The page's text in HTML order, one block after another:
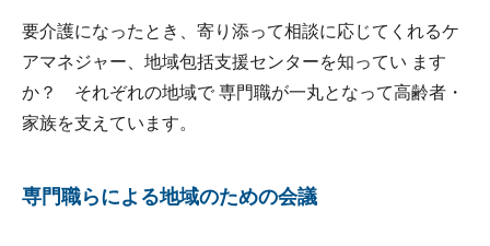
要介護になったとき、寄り添って相談に応じてくれるケ
アマネジャー、地域包括支援センターを知ってい ます
か？ それぞれの地域で 専門職が一丸となって高齢者・
家族を支えています。
専門職らによる地域のための会議